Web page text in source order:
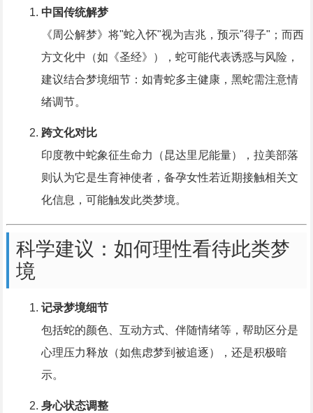
中国传统解梦
《周公解梦》将"蛇入怀"视为吉兆，预示"得子"；而西
方文化中（如《圣经》），蛇可能代表诱惑与风险，
建议结合梦境细节：如青蛇多主健康，黑蛇需注意情
绪调节。
跨文化对比
印度教中蛇象征生命力（昆达里尼能量），拉美部落
则认为它是生育神使者，备孕女性若近期接触相关文
化信息，可能触发此类梦境。
科学建议：如何理性看待此类梦
境
记录梦境细节
包括蛇的颜色、互动方式、伴随情绪等，帮助区分是
心理压力释放（如焦虑梦到被追逐），还是积极暗
示。
身心状态调整